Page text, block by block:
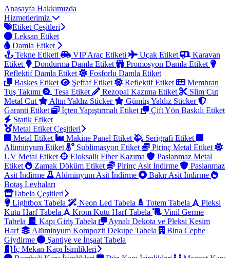
Anasayfa Hakkımızda
Hizmetlerimiz
Etiket Çeşitleri
Leksan Etiket
Damla Etiket
Tekne Etiketi
VIP Araç Etiketi Uçak Etiket
Karavan
Etiket
Dondurma Damla Etiket
Promosyon Damla Etiket
Reflektif Damla Etiket
Fosforlu Damla Etiket
Baskes Etiket
Şeffaf Etiket Reflektif Etiket
Membran
Tuş Takımı
Tesa Etiket Rezopal Kazıma Etiket
Slim Cut
Metal Cut
Altın Yaldız Sticker
Gümüş Yaldız Sticker
Garanti Etiket
İçten Yapıştırmalı Etiket
Çift Yön Baskılı Etiket
Statik Etiket
Metal Etiket Çeşitleri
Metal Etiket
Makine Panel Etiket
Serigrafi Etiket
Alüminyum Etiket
Sublimasyon Etiket
Pirinç Metal Etiket
UV Metal Etiket
Eloksallı Fiber Kazıma
Paslanmaz Metal
Etiket
Zamak Döküm Etiket Pirinç Asit İndirme
Paslanmaz
Asit İndirme
Alüminyum Asit İndirme
Bakır Asit İndirme
Botaş Levhaları
Tabela Çeşitleri
Lightbox Tabela
Neon Led Tabela Totem Tabela
Pleksi
Kutu Harf Tabela
Krom Kutu Harf Tabela
Vinil Germe
Tabela
Kapı Giriş Tabela
Aynalı Dekota ve Pleksi Kesim
Harf
Alüminyum Kompozit Dekupe Tabela
Bina Cephe
Giydirme
Şantiye ve İnşaat Tabela
İç Mekan Kapı İsimlikleri